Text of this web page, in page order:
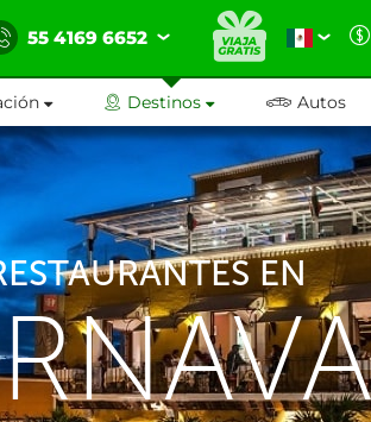
55 4169 6652
Destinos Autos
EN